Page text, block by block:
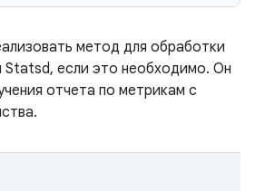
метод для обработки
Statsd, если это необходимо. Он
отчета по метрикам с